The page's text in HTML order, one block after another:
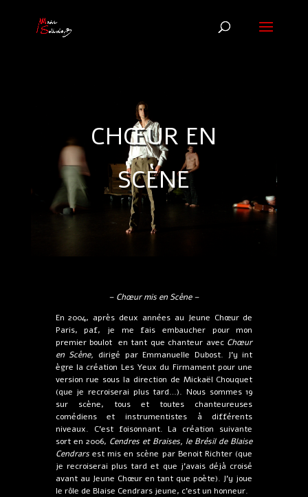
CHŒUR EN
SCÈNE
– Chœur mis en Scène –
En 2004, après deux années au Jeune Chœur de
Paris, paf, je me fais embaucher pour mon
premier boulot en tant que chanteur avec Chœur
en Scène, dirigé par Emmanuelle Dubost. J’y int
ègre la création Les Yeux du Firmament pour une
version rue sous la direction de Mickaël Chouquet
(que je recroiserai plus tard…). Nous sommes 19
sur scène, tous et toutes chanteureuses
comédiens et instrumentistes à différents
niveaux. C’est foisonnant. La création suivante
sort en 2006, Cendres et Braises, le Brésil de Blaise
Cendrars est mis en scène par Benoit Richter (que
je recroiserai plus tard et que j’avais déjà croisé
avant au Jeune Chœur en tant que poète). J’y joue
le rôle de Blaise Cendrars jeune, c’est un honneur.